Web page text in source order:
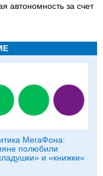
автономность за счет
МегаФона:
полюбили
и «книжки»